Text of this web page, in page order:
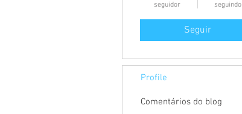
seguidor seguindo
Seguir
Profile
Comentários do blog